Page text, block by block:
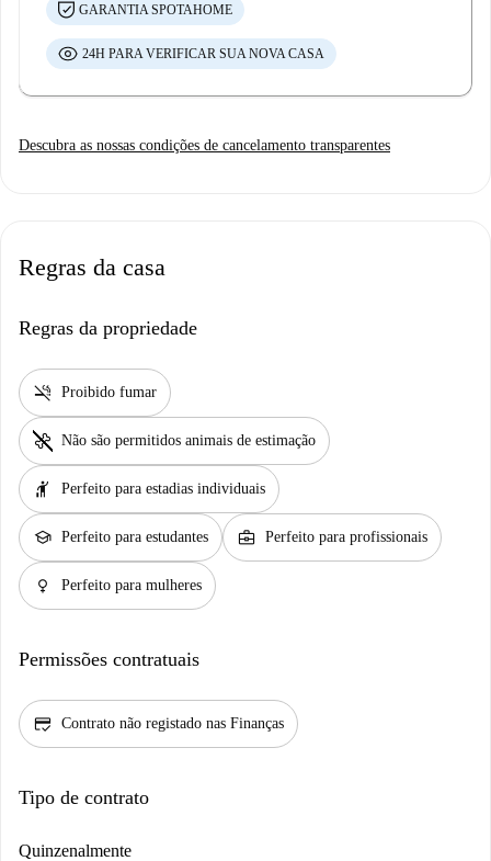
GARANTIA SPOTAHOME
24H PARA VERIFICAR SUA NOVA CASA
Descubra as nossas condições de cancelamento transparentes
Regras da casa
Regras da propriedade
smoke_free Proibido fumar
pet_supplies Não são permitidos animais de estimação
hail Perfeito para estadias individuais
school Perfeito para estudantes business_center Perfeito para profissionais
female Perfeito para mulheres
Permissões contratuais
credit_score Contrato não registado nas Finanças
Tipo de contrato
Quinzenalmente